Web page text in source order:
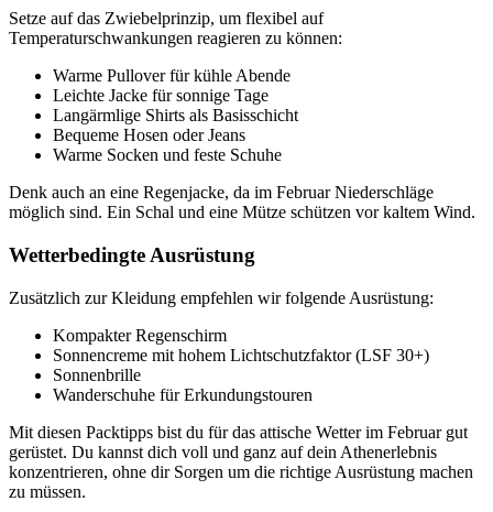
Setze auf das Zwiebelprinzip, um flexibel auf
Temperaturschwankungen reagieren zu können:
Warme Pullover für kühle Abende
Leichte Jacke für sonnige Tage
Langärmlige Shirts als Basisschicht
Bequeme Hosen oder Jeans
Warme Socken und feste Schuhe
Denk auch an eine Regenjacke, da im Februar Niederschläge
möglich sind. Ein Schal und eine Mütze schützen vor kaltem Wind.
Wetterbedingte Ausrüstung
Zusätzlich zur Kleidung empfehlen wir folgende Ausrüstung:
Kompakter Regenschirm
Sonnencreme mit hohem Lichtschutzfaktor (LSF 30+)
Sonnenbrille
Wanderschuhe für Erkundungstouren
Mit diesen Packtipps bist du für das attische Wetter im Februar gut
gerüstet. Du kannst dich voll und ganz auf dein Athenerlebnis
konzentrieren, ohne dir Sorgen um die richtige Ausrüstung machen
zu müssen.